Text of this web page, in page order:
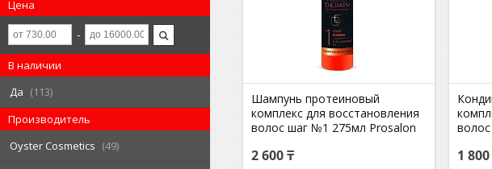
Цена
В наличии
Да
113
Производитель
Oyster Cosmetics
49
Шампунь протеиновый
комплекс для восстановления
волос шаг №1 275мл Prosalon
2 600 ₸ 1